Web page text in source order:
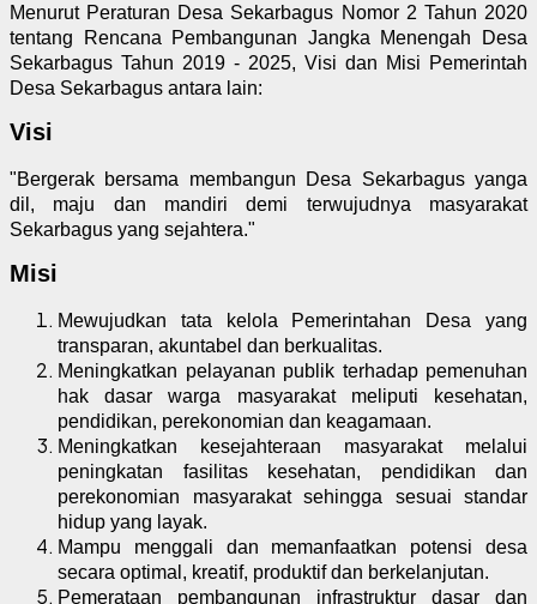
Menurut Peraturan Desa Sekarbagus Nomor 2 Tahun 2020
tentang Rencana Pembangunan Jangka Menengah Desa
Sekarbagus Tahun 2019 - 2025, Visi dan Misi Pemerintah
Desa Sekarbagus antara lain:
Visi
"Bergerak bersama membangun Desa Sekarbagus yanga
dil, maju dan mandiri demi terwujudnya masyarakat
Sekarbagus yang sejahtera."
Misi
Mewujudkan tata kelola Pemerintahan Desa yang
transparan, akuntabel dan berkualitas.
Meningkatkan pelayanan publik terhadap pemenuhan
hak dasar warga masyarakat meliputi kesehatan,
pendidikan, perekonomian dan keagamaan.
Meningkatkan kesejahteraan masyarakat melalui
peningkatan fasilitas kesehatan, pendidikan dan
perekonomian masyarakat sehingga sesuai standar
hidup yang layak.
Mampu menggali dan memanfaatkan potensi desa
secara optimal, kreatif, produktif dan berkelanjutan.
Pemerataan pembangunan infrastruktur dasar dan